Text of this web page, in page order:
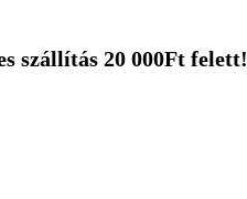
szállítás 20 000Ft felett!